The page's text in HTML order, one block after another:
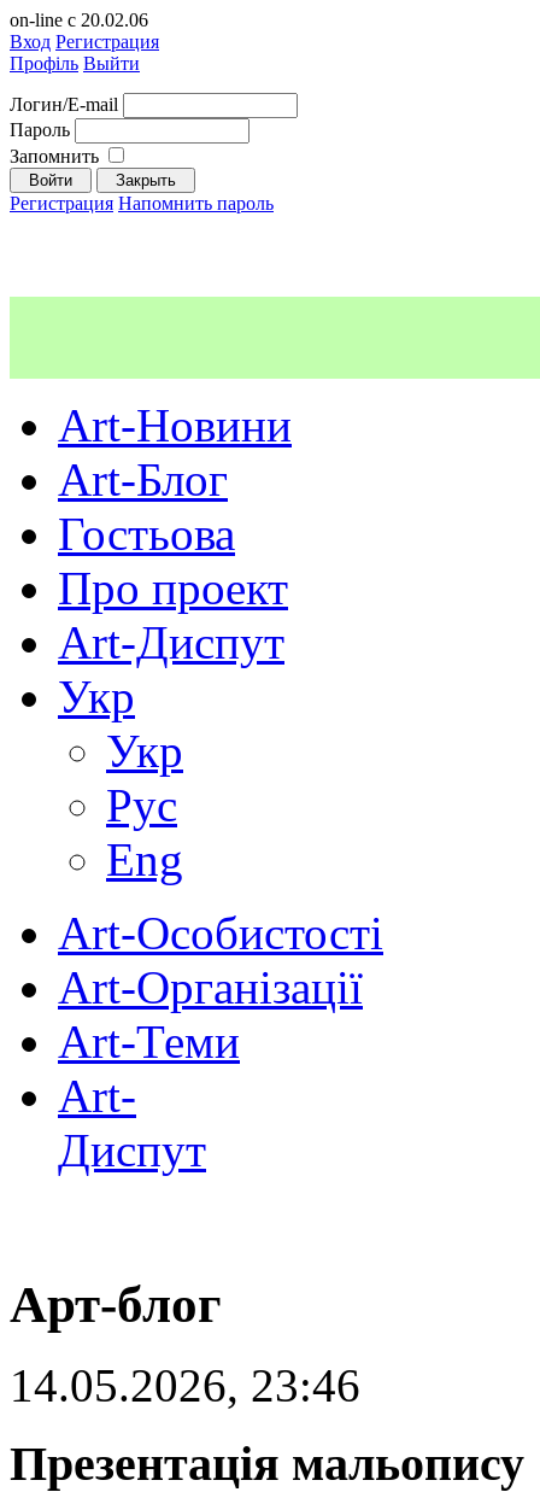
on-line с 20.02.06
Вход Регистрация
Профіль Выйти
Логин/E-mail
Пароль
Запомнить
Регистрация Напомнить пароль
Art-Новини
Art-Блог
Гостьова
Про проект
Art-Диспут
Укр
Укр
Рус
Eng
Art-Особистості
Art-Організації
Art-Теми
Art-
Диспут
Арт-блог
14.05.2026, 23:46
Презентація